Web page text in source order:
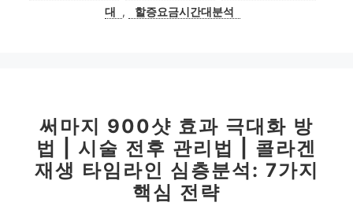
대
, 할증요금시간대분석
써마지 900샷 효과 극대화 방
법 | 시술 전후 관리법 | 콜라겐
재생 타임라인 심층분석: 7가지
핵심 전략